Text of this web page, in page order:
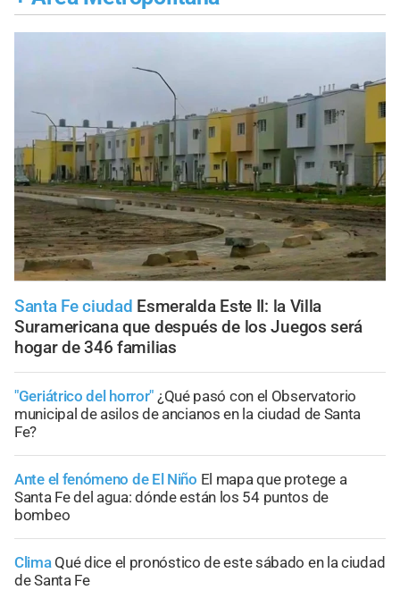
Santa Fe ciudad Esmeralda Este II: la Villa
Suramericana que después de los Juegos será
hogar de 346 familias
"Geriátrico del horror" ¿Qué pasó con el Observatorio
municipal de asilos de ancianos en la ciudad de Santa
Fe?
Ante el fenómeno de El Niño El mapa que protege a
Santa Fe del agua: dónde están los 54 puntos de
bombeo
Clima Qué dice el pronóstico de este sábado en la ciudad
de Santa Fe